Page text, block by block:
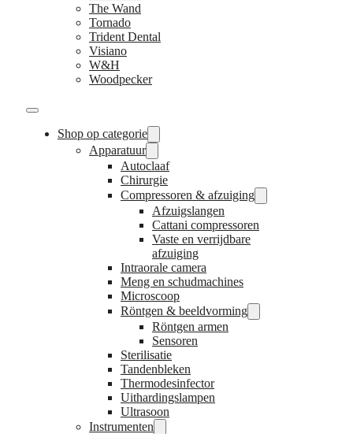
The Wand
Tornado
Trident Dental
Visiano
W&H
Woodpecker
Shop op categorie
Apparatuur
Autoclaaf
Chirurgie
Compressoren & afzuiging
Afzuigslangen
Cattani compressoren
Vaste en verrijdbare
afzuiging
Intraorale camera
Meng en schudmachines
Microscoop
Röntgen & beeldvorming
Röntgen armen
Sensoren
Sterilisatie
Tandenbleken
Thermodesinfector
Uithardingslampen
Ultrasoon
Instrumenten